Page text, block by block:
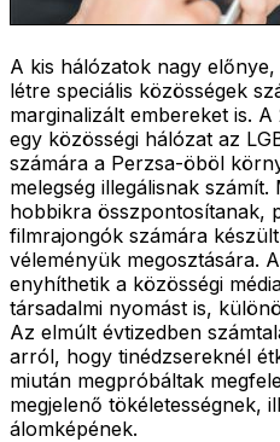
A kis hálózatok nagy
létre speciális közösségek
marginalizált embereket is.
egy közösségi hálózat az
számára a Perzsa-öböl
melegség illegálisnak
hobbikra összpontosítanak,
filmrajongók számára
véleményük megosztására.
enyhíthetik a közösségi
társadalmi nyomást is,
Az elmúlt évtizedben
arról, hogy tinédzsereknél
miután megpróbáltak
megjelenő tökéletességnek,
álomképének.